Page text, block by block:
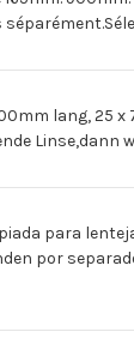
900mm lang,
para
por